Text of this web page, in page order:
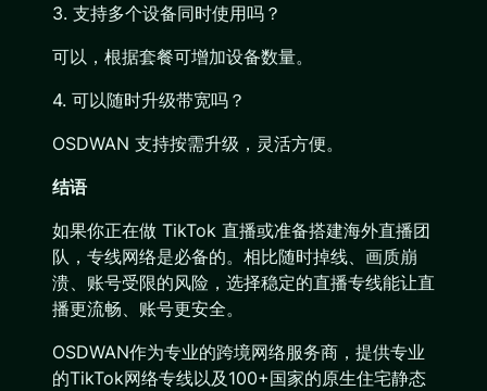
3. 支持多个设备同时使用吗？
可以，根据套餐可增加设备数量。
4. 可以随时升级带宽吗？
OSDWAN 支持按需升级，灵活方便。
结语
如果你正在做 TikTok 直播或准备搭建海外直播团
队，专线网络是必备的。相比随时掉线、画质崩
溃、账号受限的风险，选择稳定的直播专线能让直
播更流畅、账号更安全。
OSDWAN作为专业的跨境网络服务商，提供专业
的TikTok网络专线以及100+国家的原生住宅静态